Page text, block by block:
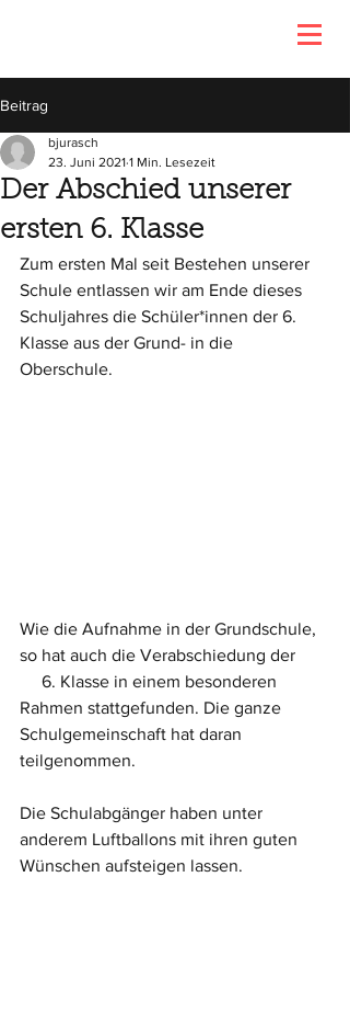
Beitrag
Der Abschied unserer
ersten 6. Klasse
bjurasch
23. Juni 2021 1 Min. Lesezeit
Zum ersten Mal seit Bestehen unserer
Schule entlassen wir am Ende dieses
Schuljahres die Schüler*innen der 6.
Klasse aus der Grund- in die
Oberschule.
Wie die Aufnahme in der Grundschule,
so hat auch die Verabschiedung der
     6. Klasse in einem besonderen
Rahmen stattgefunden. Die ganze
Schulgemeinschaft hat daran
teilgenommen.
Die Schulabgänger haben unter
anderem Luftballons mit ihren guten
Wünschen aufsteigen lassen.